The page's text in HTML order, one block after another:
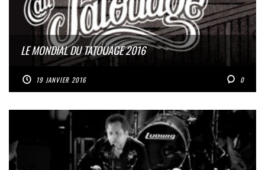
LE MONDIAL DU TATOUAGE 2016
19 JANVIER 2016 0